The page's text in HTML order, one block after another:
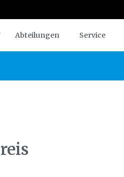
Abteilungen Service